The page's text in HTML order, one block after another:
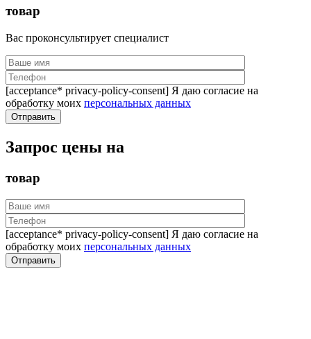
товар
Вас проконсультирует специалист
[acceptance* privacy-policy-consent] Я даю согласие на
обработку моих персональных данных
Запрос цены на
товар
[acceptance* privacy-policy-consent] Я даю согласие на
обработку моих персональных данных